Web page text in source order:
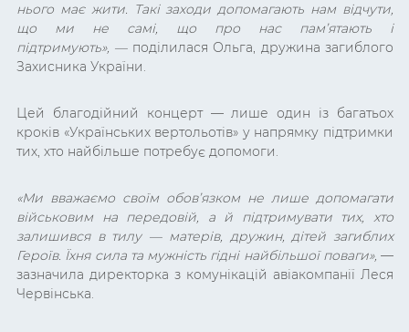
нього має жити. Такі заходи допомагають нам відчути,
що ми не самі, що про нас пам’ятають і
підтримують», — поділилася Ольга, дружина загиблого
Захисника України.
Цей благодійний концерт — лише один із багатьох
кроків «Українських вертольотів» у напрямку підтримки
тих, хто найбільше потребує допомоги.
«Ми вважаємо своїм обов’язком не лише допомагати
військовим на передовій, а й підтримувати тих, хто
залишився в тилу — матерів, дружин, дітей загиблих
Героїв. Їхня сила та мужність гідні найбільшої поваги», —
зазначила директорка з комунікацій авіакомпанії Леся
Червінська.